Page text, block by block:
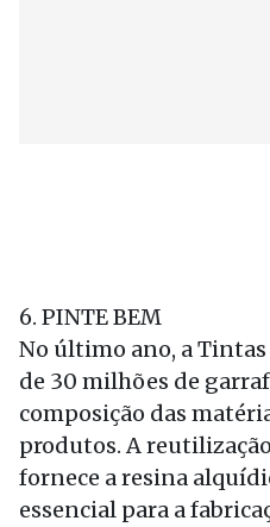
6. PINTE BEM
No último ano, a
de 30 milhões de
composição das
produtos. A
fornece a resina
essencial para a